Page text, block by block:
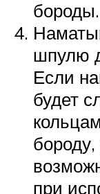
бороды.
шпулю
Если
будет
при